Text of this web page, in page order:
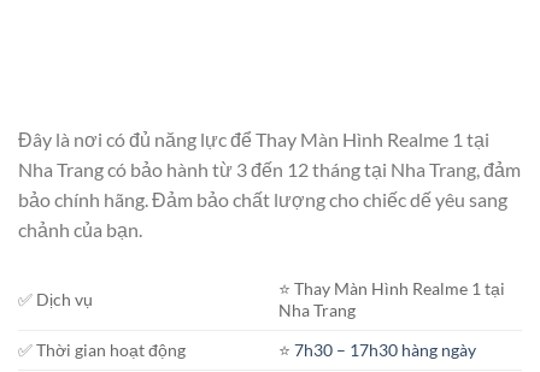
Đây là nơi có đủ năng lực để Thay Màn Hình Realme 1 tại
Nha Trang có bảo hành từ 3 đến 12 tháng tại Nha Trang, đảm
bảo chính hãng. Đảm bảo chất lượng cho chiếc dế yêu sang
chảnh của bạn.
✅ Dịch vụ
⭐️ Thay Màn Hình Realme 1 tại
Nha Trang
✅ Thời gian hoạt động
⭐️7h30 – 17h30 hàng ngày